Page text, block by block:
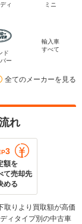
ィ ミニ
ド
ー
輸入車
すべて
全てのメーカーを見る
れ
3
額を
て売却先
める
取りより買取額が高価
ィタイプ別の中古車